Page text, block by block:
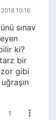
10:16
sınav
ki?
bir
gibi
1